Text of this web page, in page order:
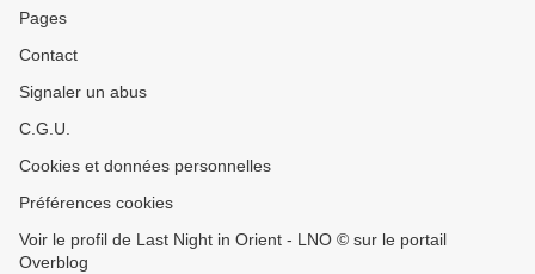
Pages
Contact
Signaler un abus
C.G.U.
Cookies et données personnelles
Préférences cookies
Voir le profil de Last Night in Orient - LNO © sur le portail
Overblog